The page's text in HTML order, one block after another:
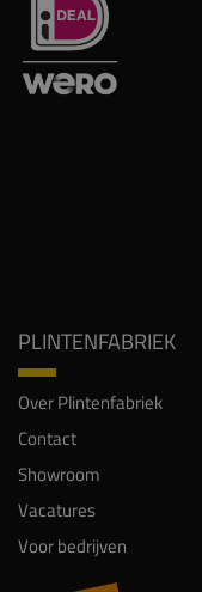
PLINTENFABRIEK
Over Plintenfabriek
Contact
Showroom
Vacatures
Voor bedrijven